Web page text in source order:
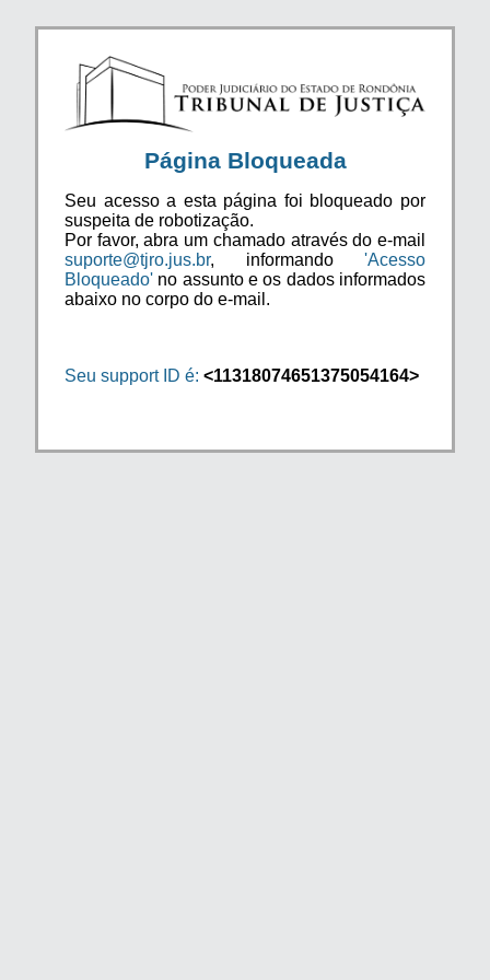
Página Bloqueada
Seu acesso a esta página foi bloqueado por
suspeita de robotização.
Por favor, abra um chamado através do e-mail
suporte@tjro.jus.br, informando 'Acesso
Bloqueado' no assunto e os dados informados
abaixo no corpo do e-mail.
Seu support ID é: <11318074651375054164>